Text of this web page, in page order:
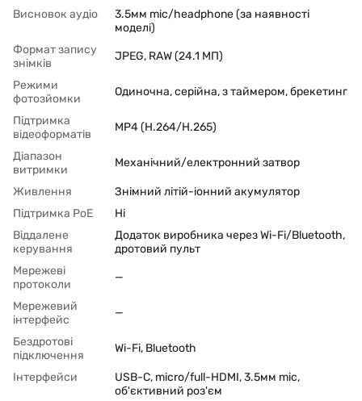
Висновок аудіо
3.5мм mic/headphone (за наявності
моделі)
Формат запису
знімків
JPEG, RAW (24.1 МП)
Режими
фотозйомки
Одиночна, серійна, з таймером, брекетинг
Підтримка
відеоформатів
MP4 (H.264/H.265)
Діапазон
витримки
Механічний/електронний затвор
Живлення
Знімний літій-іонний акумулятор
Підтримка PoЕ
Ні
Віддалене
керування
Додаток виробника через Wi-Fi/Bluetooth,
дротовий пульт
Мережеві
протоколи
—
Мережевий
інтерфейс
—
Бездротові
підключення
Wi-Fi, Bluetooth
Інтерфейси
USB-C, micro/full-HDMI, 3.5мм mic,
об'єктивний роз'єм